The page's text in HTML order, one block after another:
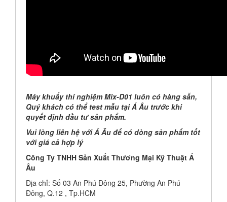
Máy khuấy thí nghiệm Mix-D01 luôn có hàng sẵn,
Quý khách có thể test mẫu tại Á Âu trước khi
quyết định đầu tư sản phẩm.
Vui lòng liên hệ với Á Âu để có dòng sản phẩm tốt
với giá cả hợp lý
Công Ty TNHH Sản Xuất Thương Mại Kỹ Thuật Á
Âu
Địa chỉ: Số 03 An Phú Đông 25, Phường An Phú
Đông, Q.12 , Tp.HCM